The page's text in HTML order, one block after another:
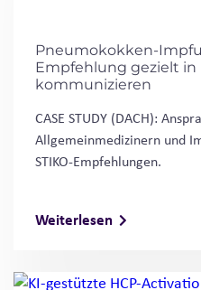
Pneumokokken-
Empfehlung gezielt in
kommunizieren
CASE STUDY (DACH):
Allgemeinmedizinern und
STIKO-Empfehlungen.
Weiterlesen